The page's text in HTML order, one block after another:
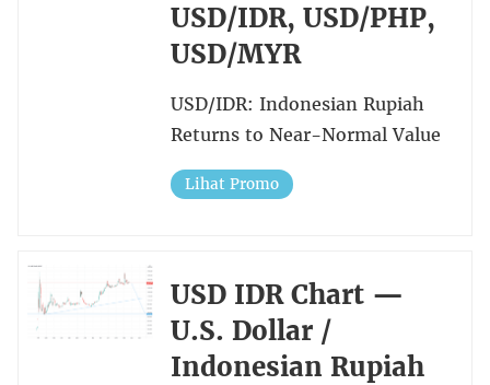
USD/IDR, USD/PHP,
USD/MYR
USD/IDR: Indonesian Rupiah
Returns to Near-Normal Value
Lihat Promo
USD IDR Chart —
U.S. Dollar /
Indonesian Rupiah